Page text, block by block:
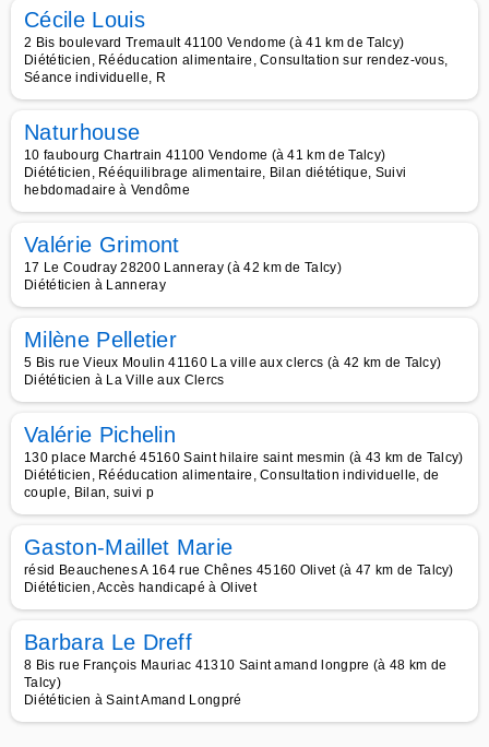
Cécile Louis
2 Bis boulevard Tremault 41100 Vendome (à 41 km de Talcy)
Diététicien, Rééducation alimentaire, Consultation sur rendez-vous,
Séance individuelle, R
Naturhouse
10 faubourg Chartrain 41100 Vendome (à 41 km de Talcy)
Diététicien, Rééquilibrage alimentaire, Bilan diététique, Suivi
hebdomadaire à Vendôme
Valérie Grimont
17 Le Coudray 28200 Lanneray (à 42 km de Talcy)
Diététicien à Lanneray
Milène Pelletier
5 Bis rue Vieux Moulin 41160 La ville aux clercs (à 42 km de Talcy)
Diététicien à La Ville aux Clercs
Valérie Pichelin
130 place Marché 45160 Saint hilaire saint mesmin (à 43 km de Talcy)
Diététicien, Rééducation alimentaire, Consultation individuelle, de
couple, Bilan, suivi p
Gaston-Maillet Marie
résid Beauchenes A 164 rue Chênes 45160 Olivet (à 47 km de Talcy)
Diététicien, Accès handicapé à Olivet
Barbara Le Dreff
8 Bis rue François Mauriac 41310 Saint amand longpre (à 48 km de
Talcy)
Diététicien à Saint Amand Longpré